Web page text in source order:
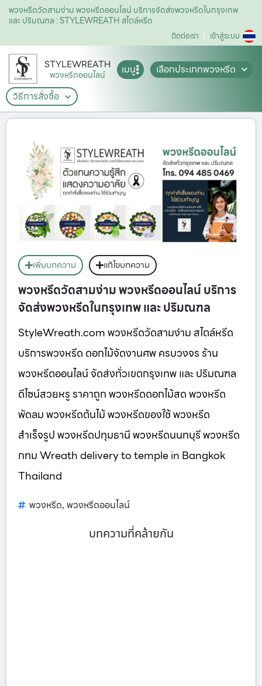
พวงหรีดวัดสามง่าม พวงหรีดออนไลน์ บริการจัดส่งพวงหรีดในกรุงเทพ
และ ปริมณฑล : STYLEWREATH สไตล์หรีด
ติดต่อเรา เข้าสู่ระบบ
STYLEWREATH
พวงหรีดออนไลน์ เมนู
เลือกประเภทพวงหรีด
วิธีการสั่งซื้อ
เพิ่มบทความ แก้ไขบทความ
พวงหรีดวัดสามง่าม พวงหรีดออนไลน์ บริการ
จัดส่งพวงหรีดในกรุงเทพ และ ปริมณฑล
StyleWreath.com พวงหรีดวัดสามง่าม สไตล์หรีด
บริการพวงหรีด ดอกไม้จัดงานศพ ครบวงจร ร้าน
พวงหรีดออนไลน์ จัดส่งทั่วเขตกรุงเทพ และ ปริมณฑล
ดีไซน์สวยหรู ราคาถูก พวงหรีดดอกไม้สด พวงหรีด
พัดลม พวงหรีดต้นไม้ พวงหรีดของใช้ พวงหรีด
สำเร็จรูป พวงหรีดปทุมธานี พวงหรีดนนทบุรี พวงหรีด
กทม Wreath delivery to temple in Bangkok
Thailand
พวงหรีด, พวงหรีดออนไลน์
บทความที่คล้ายกัน